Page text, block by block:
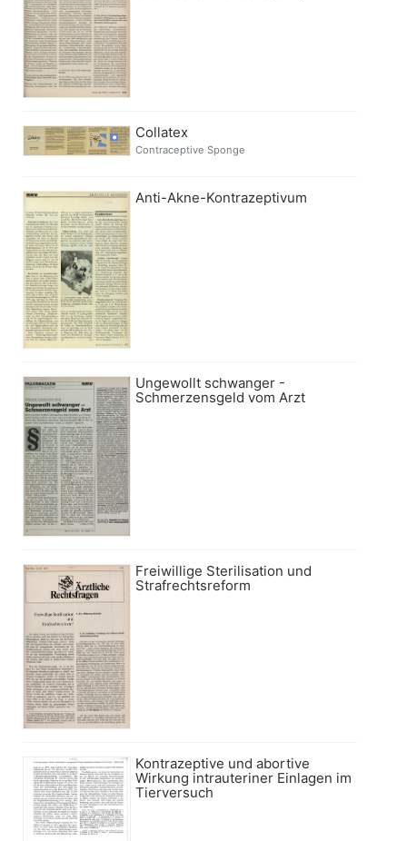
Collatex
Contraceptive Sponge
Anti-Akne-Kontrazeptivum
Ungewollt schwanger -
Schmerzensgeld vom Arzt
Freiwillige Sterilisation und
Strafrechtsreform
Kontrazeptive und abortive
Wirkung intrauteriner Einlagen im
Tierversuch